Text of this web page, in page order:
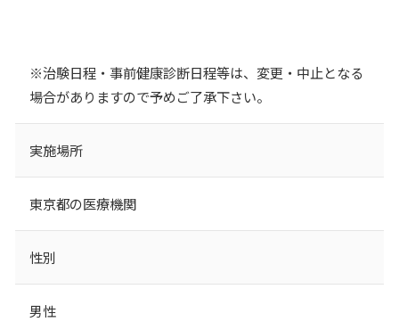
※治験日程・事前健康診断日程等は、変更・中止となる
場合がありますので予めご了承下さい。
実施場所
東京都の医療機関
性別
男性